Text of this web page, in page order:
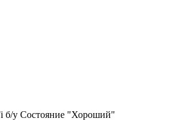
б/у Состояние "Хороший"